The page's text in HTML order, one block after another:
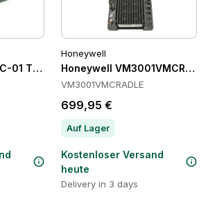
01 Tastaturen
Honeywell
Honeywell
VM3001VMCRADLE
699,95 €
Auf Lager
Kostenloser Versand
heute
Delivery in 3 days